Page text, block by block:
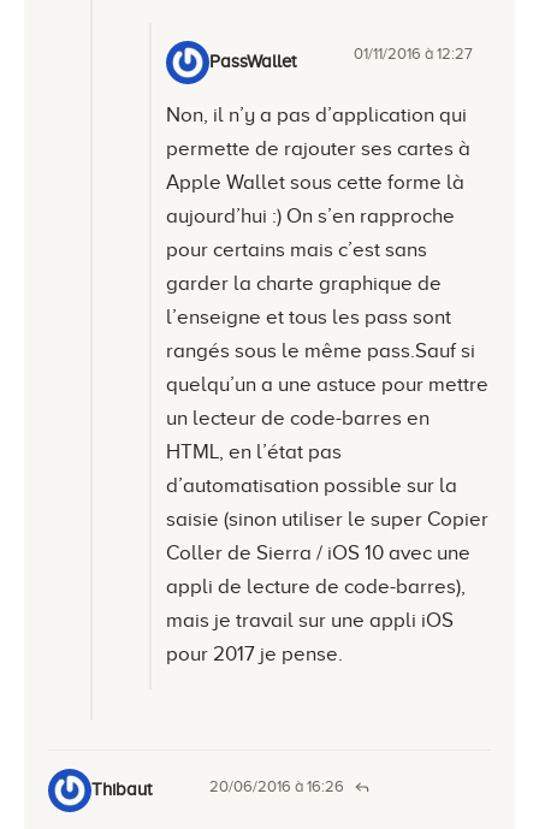
PassWallet 01/11/2016 à 12:27
Non, il n’y a pas d’application qui
permette de rajouter ses cartes à
Apple Wallet sous cette forme là
aujourd’hui :) On s’en rapproche
pour certains mais c’est sans
garder la charte graphique de
l’enseigne et tous les pass sont
rangés sous le même pass.Sauf si
quelqu’un a une astuce pour mettre
un lecteur de code-barres en
HTML, en l’état pas
d’automatisation possible sur la
saisie (sinon utiliser le super Copier
Coller de Sierra / iOS 10 avec une
appli de lecture de code-barres),
mais je travail sur une appli iOS
pour 2017 je pense.
Thibaut 20/06/2016 à 16:26